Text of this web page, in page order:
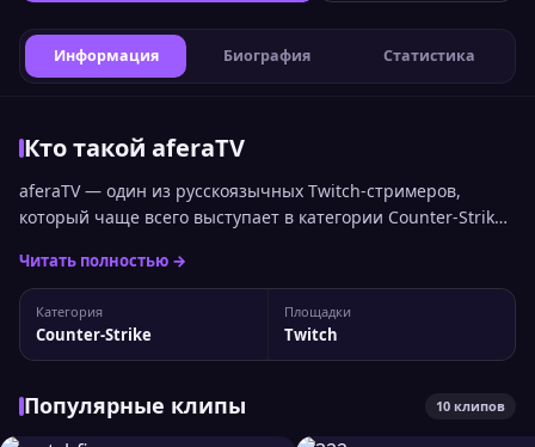
Информация Биография Статистика
Кто такой aferaTV
aferaTV — один из русскоязычных Twitch-стримеров,
который чаще всего выступает в категории Counter-Strike.
общем топе стримеров Twitch по онлайну. Статистика
канала aferaTV У канала 57 852 подписчиков, а
максимальный пик трансляции доходил до 1 085 зрителей.
При необходимости вы можете...
Читать полностью →
Категория
Counter-Strike
Площадки
Twitch
Популярные клипы 10 клипов